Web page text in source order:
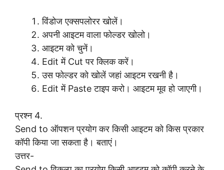
विंडोज एक्सपलोरर खोलें।
अपनी आइटम वाला फोल्डर खोलो।
आइटम को चुनें।
Edit में Cut पर क्लिक करें।
उस फोल्डर को खोलें जहां आइटम रखनी है।
Edit में Paste टाइप करो। आइटम मूव हो जाएगी।
प्रश्न 4.
Send to ऑपशन प्रयोग कर किसी आइटम को किस प्रकार
कॉपी किया जा सकता है। बताएं।
उत्तर-